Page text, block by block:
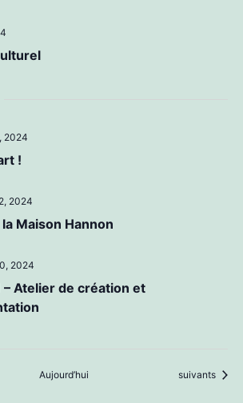
!
2024
Maison Hannon
2024
– Atelier de création et
2024
Aujourd’hui Évènements
suivants